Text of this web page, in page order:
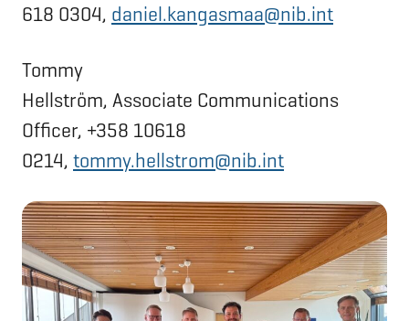
618 0304, daniel.kangasmaa@nib.int
Tommy
Hellström, Associate Communications
Officer, +358 10618
0214, tommy.hellstrom@nib.int